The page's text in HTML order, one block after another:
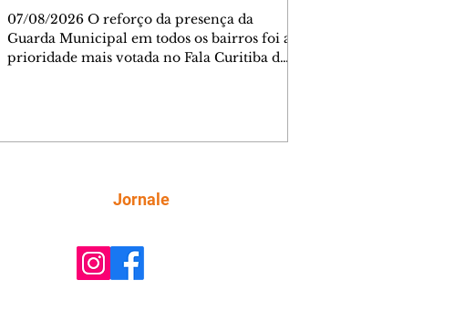
07/08/2026 O reforço da presença da
Guarda Municipal em todos os bairros foi a
prioridade mais votada no Fala Curitiba da
prioridades eleitas, que somaram 787 votos.
Além da revitalização do espaço, a
Jornale